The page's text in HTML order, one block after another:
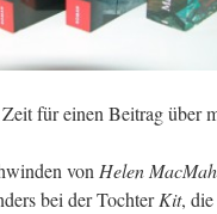
für einen Beitrag über
von Helen
bei der TochterKit,